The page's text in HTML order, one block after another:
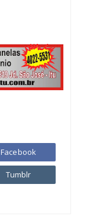
Facebook
Tumblr